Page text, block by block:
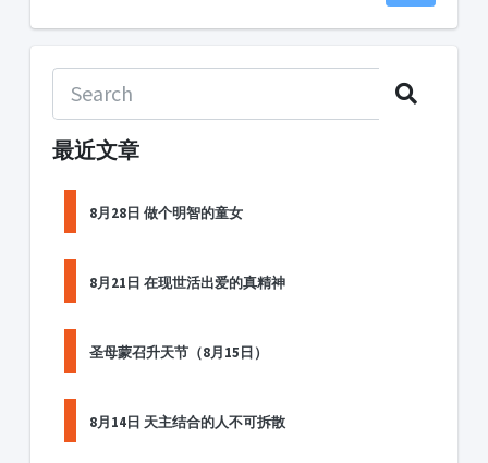
最近文章
8月28日 做个明智的童女
8月21日 在现世活出爱的真精神
圣母蒙召升天节（8月15日）
8月14日 天主结合的人不可拆散